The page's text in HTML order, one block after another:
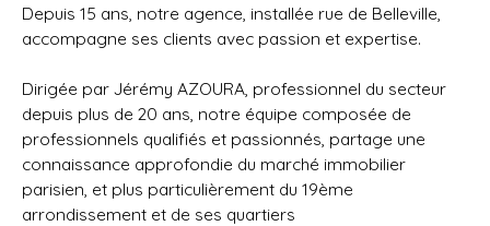
Depuis 15 ans, notre agence, installée rue de Belleville,
accompagne ses clients avec passion et expertise.
Dirigée par Jérémy AZOURA, professionnel du secteur
depuis plus de 20 ans, notre équipe composée de
professionnels qualifiés et passionnés, partage une
connaissance approfondie du marché immobilier
parisien, et plus particulièrement du 19ème
arrondissement et de ses quartiers